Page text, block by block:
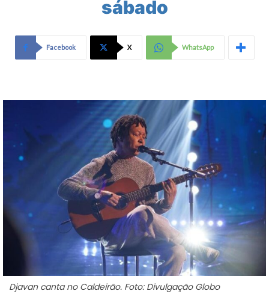
sábado
Facebook X WhatsApp
Djavan canta no Caldeirão. Foto: Divulgação Globo